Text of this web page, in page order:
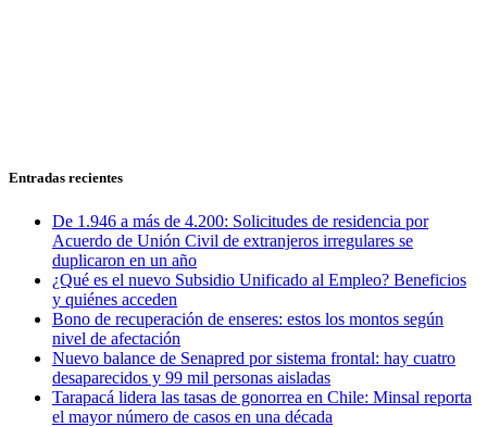
Entradas recientes
De 1.946 a más de 4.200: Solicitudes de residencia por
Acuerdo de Unión Civil de extranjeros irregulares se
duplicaron en un año
¿Qué es el nuevo Subsidio Unificado al Empleo? Beneficios
y quiénes acceden
Bono de recuperación de enseres: estos los montos según
nivel de afectación
Nuevo balance de Senapred por sistema frontal: hay cuatro
desaparecidos y 99 mil personas aisladas
Tarapacá lidera las tasas de gonorrea en Chile: Minsal reporta
el mayor número de casos en una década